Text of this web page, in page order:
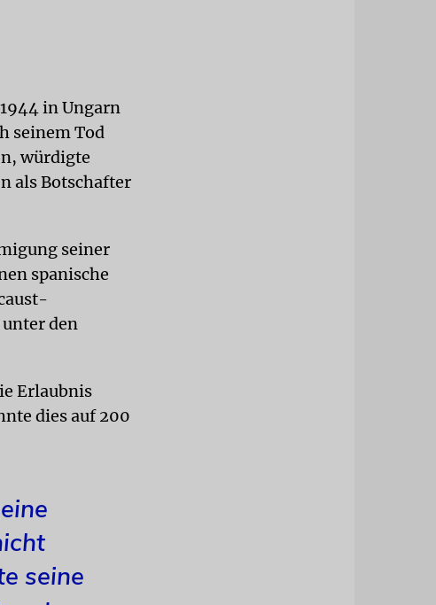
in Ungarn
seinem Tod
würdigte
als Botschafter
seiner
spanische
den
Erlaubnis
dies auf 200
seine